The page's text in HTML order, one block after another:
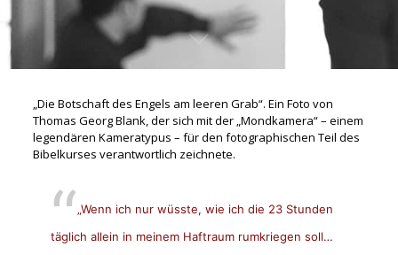
„Die Botschaft des Engels am leeren Grab“. Ein Foto von
Thomas Georg Blank, der sich mit der „Mondkamera“ – einem
legendären Kameratypus – für den fotographischen Teil des
Bibelkurses verantwortlich zeichnete.
„Wenn ich nur wüsste, wie ich die 23 Stunden
täglich allein in meinem Haftraum rumkriegen soll…